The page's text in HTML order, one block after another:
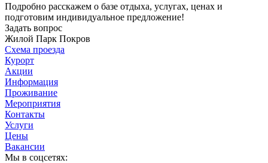
Подробно расскажем о базе отдыха, услугах, ценах и
подготовим индивидуальное предложение!
Задать вопрос
Жилой Парк Покров
Схема проезда
Курорт
Акции
Информация
Проживание
Мероприятия
Контакты
Услуги
Цены
Вакансии
Мы в соцсетях: